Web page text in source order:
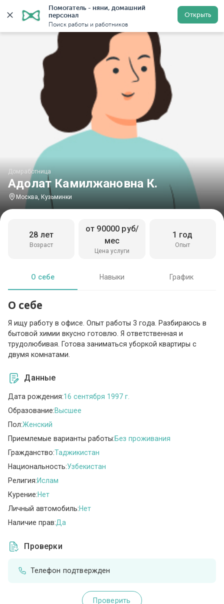
Помогатель - няни, домашний
персонал
Поиск работы и работников
Открыть
Главная Домработницы Домработницы в Москве
Адолат Камилжановна К.
Домработница
Москва, Кузьминки
Возраст
28 лет
Цена услуги
от 90000 руб/
мес
Опыт
1 год
О себе Навыки График
О себе
Я ищу работу в офисе. Опыт работы 3 года. Разбираюсь в
бытовой химии вкусно готовлю. Я ответственная и
трудолюбивая. Готова заниматься уборкой квартиры с
двумя комнатами.
Данные
Дата рождения:16 сентября 1997 г.
Образование:Высшее
Пол:Женский
Приемлемые варианты работы:Без проживания
Гражданство:Таджикистан
Национальность:Узбекистан
Религия:Ислам
Курение:Нет
Личный автомобиль:Нет
Наличие прав:Да
Проверки
Телефон подтвержден
Проверить